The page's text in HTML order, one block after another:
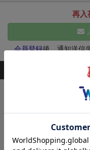
高さも魅力で
する。そし
して、手札
た人はライ
これを3ラウ
には、追加
そのカード
本的にカー
もあり、効
て欲しいのは
再入
会員登録後、通知送信
このボードゲームを
¥